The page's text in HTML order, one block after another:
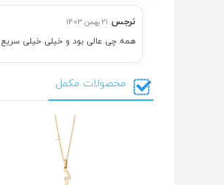
نرجس 21 بهمن 1403
همه چی عالی بود و خیلی خیلی
محصولات مکمل